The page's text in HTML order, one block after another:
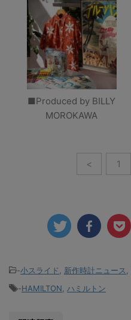
■Produced by BILLY
MOROKAWA
< 1
-小スライド 新作時計ニュース
-HAMILTON ハミルトン